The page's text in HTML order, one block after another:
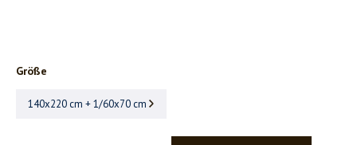
Größe
140x220 cm + 1/60x70 cm